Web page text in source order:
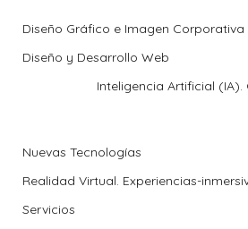
Diseño Gráfico e Imagen Corporativa
Diseño y Desarrollo Web
Inteligencia Artificial
Nuevas Tecnologías
Realidad Virtual. Experiencias-
Servicios